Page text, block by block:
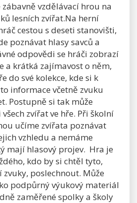
zábavně vzdělávací hrou na
lesních zvířat.Na herní
cestou s deseti stanovišti,
poznávat hlasy savců a
odpovědi se hráči zobrazí
a krátká zajímavost o něm,
do své kolekce, kde si k
informace včetně zvuku
Postupně si tak může
zvířat ve hře. Při školní
učíme zvířata poznávat
vzhledu a nemáme
mají hlasový projev. Hra je
kdo by si chtěl tyto,
zvuky, poslechnout. Může
podpůrný výukový materiál
zaměřené spolky a školy